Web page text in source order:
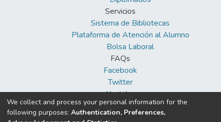
Servicios
Sistema de Bibliotecas
Plataforma de Atención al Alumno
Bolsa Laboral
FAQs
Facebook
Twitter
Youtube
We collect and process your personal information for the
following purposes: Authentication, Preferences,